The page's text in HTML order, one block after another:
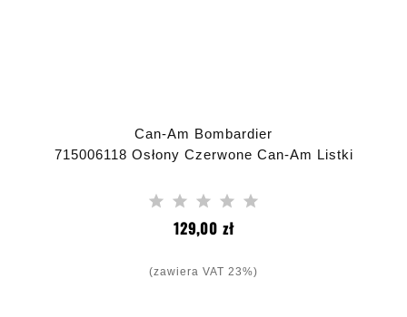
Can-Am Bombardier
715006118 Osłony Czerwone Can-Am Listki
129,00 złCena
(zawiera VAT 23%)